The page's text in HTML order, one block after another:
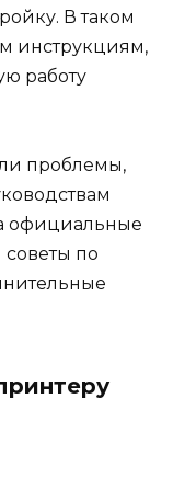
В таком
инструкциям,
работу
проблемы,
официальные
по